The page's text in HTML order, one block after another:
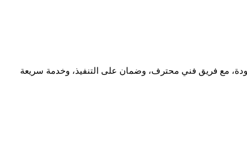
مع فريق فني محترف، وضمان على التنفيذ، وخدمة سريعة